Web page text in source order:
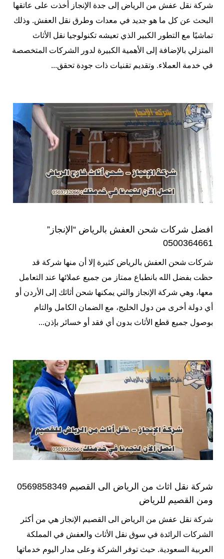
شركة نقل عفش من الرياض إلى جدة الإنجاز أخذت على عاتقها
البحث عن كل ما هو جديد في معدات وطرق نقل العفش. وذلك
تماشيًا مع التطور الكبير الذي تعيشه تكنولوجيا نقل الأثاث
المنزلي بالإضافة إلى الأهمية الكبيرة لدور الشركات المتخصصة
في خدمة العملاء. وتقديم تقنيات ذات جودة تحقق...
افضل شركات شحن العفش بالرياض “الإنجاز”
0500364661
شركات شحن العفش بالرياض كثيرة إلا أن منها شركة قد
حظت بفضل الله بانطباع ممتاز من جميع عملائها عند التعامل
معها، وهي شركة الإنجاز والتي يمكنها شحن أثاثك إلى الأردن أو
أي دولة أخرى من دول الخليج، مع الضمان الكامل والتام
بوصول جميع قطع الأثاث بدون أي فقد أو خسائر بإذن...
شركة نقل اثاث من الرياض الى القصيم 0569858349
ومن القصيم للرياض
شركة نقل عفش من الرياض الى القصيم الإنجاز هي من أكثر
الشركات الرائدة في سوق نقل الأثاث والعفش في المملكة
العربية السعودية. حيث توفر الشركة وعلى مدار اليوم خدماتها